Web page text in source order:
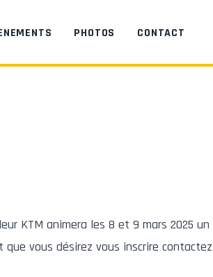
PHOTOS CONTACT
KTM animera les 8 et 9 mars 2025
vous désirez vous inscrire